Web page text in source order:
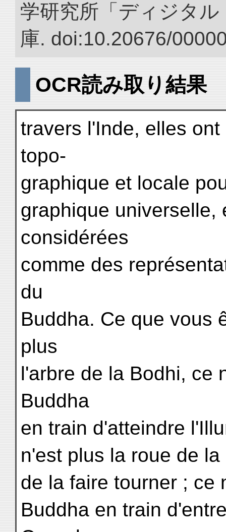
学研究所「ディジタ
庫. doi:10.20676/
OCR読み取り結果
travers l'Inde, elles
topo-
graphique et locale
graphique universelle,
considérées
comme des
du
Buddha. Ce que vous
plus
l'arbre de la Bodhi, ce
Buddha
en train d'atteindre
n'est plus la roue de
de la faire tourner ; ce
Buddha en train